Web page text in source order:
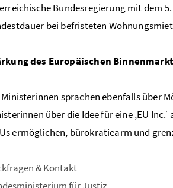
Bundesregierung mit dem
bei befristeten
des Europäischen
Ministerinnen sprachen ebenfalls über
über die Idee für eine ‚EU
ermöglichen, bürokratiearm und
& Kontakt
für Justiz